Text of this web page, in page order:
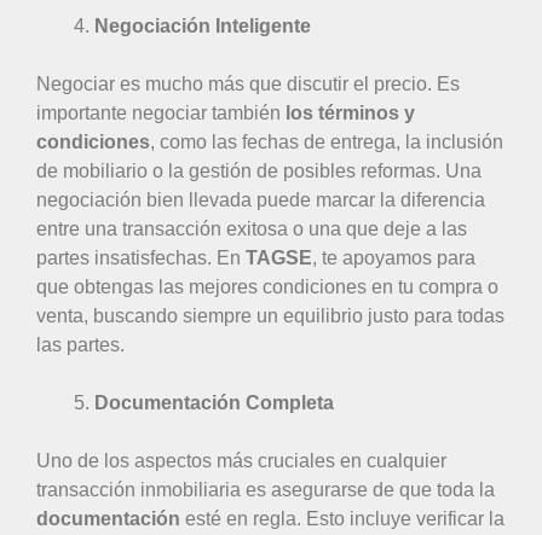
Negociación Inteligente
Negociar es mucho más que discutir el precio. Es
importante negociar también los términos y
condiciones, como las fechas de entrega, la inclusión
de mobiliario o la gestión de posibles reformas. Una
negociación bien llevada puede marcar la diferencia
entre una transacción exitosa o una que deje a las
partes insatisfechas. En TAGSE, te apoyamos para
que obtengas las mejores condiciones en tu compra o
venta, buscando siempre un equilibrio justo para todas
las partes.
Documentación Completa
Uno de los aspectos más cruciales en cualquier
transacción inmobiliaria es asegurarse de que toda la
documentación esté en regla. Esto incluye verificar la